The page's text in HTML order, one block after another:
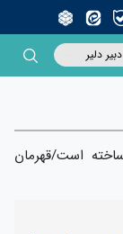
دبیر دلیر
است/قهرمان